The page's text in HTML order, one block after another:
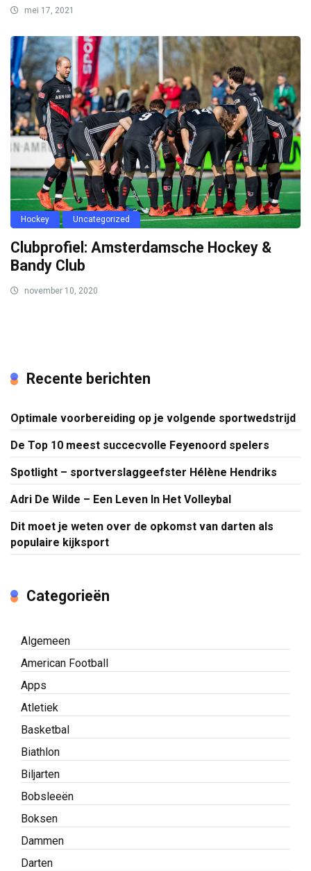
mei 17, 2021
Hockey Uncategorized
Clubprofiel: Amsterdamsche Hockey &
Bandy Club
november 10, 2020
Recente berichten
Optimale voorbereiding op je volgende sportwedstrijd
De Top 10 meest succecvolle Feyenoord spelers
Spotlight – sportverslaggeefster Hélène Hendriks
Adri De Wilde – Een Leven In Het Volleybal
Dit moet je weten over de opkomst van darten als
populaire kijksport
Categorieën
Algemeen
American Football
Apps
Atletiek
Basketbal
Biathlon
Biljarten
Bobsleeën
Boksen
Dammen
Darten